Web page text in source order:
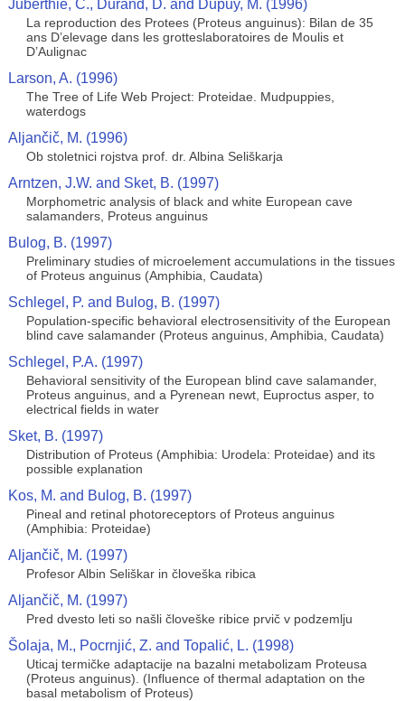
Juberthie, C., Durand, D. and Dupuy, M. (1996)
La reproduction des Protees (Proteus anguinus): Bilan de 35
ans D’elevage dans les grotteslaboratoires de Moulis et
D’Aulignac
Larson, A. (1996)
The Tree of Life Web Project: Proteidae. Mudpuppies,
waterdogs
Aljančič, M. (1996)
Ob stoletnici rojstva prof. dr. Albina Seliškarja
Arntzen, J.W. and Sket, B. (1997)
Morphometric analysis of black and white European cave
salamanders, Proteus anguinus
Bulog, B. (1997)
Preliminary studies of microelement accumulations in the tissues
of Proteus anguinus (Amphibia, Caudata)
Schlegel, P. and Bulog, B. (1997)
Population-specific behavioral electrosensitivity of the European
blind cave salamander (Proteus anguinus, Amphibia, Caudata)
Schlegel, P.A. (1997)
Behavioral sensitivity of the European blind cave salamander,
Proteus anguinus, and a Pyrenean newt, Euproctus asper, to
electrical fields in water
Sket, B. (1997)
Distribution of Proteus (Amphibia: Urodela: Proteidae) and its
possible explanation
Kos, M. and Bulog, B. (1997)
Pineal and retinal photoreceptors of Proteus anguinus
(Amphibia: Proteidae)
Aljančič, M. (1997)
Profesor Albin Seliškar in človeška ribica
Aljančič, M. (1997)
Pred dvesto leti so našli človeške ribice prvič v podzemlju
Šolaja, M., Pocrnjić, Z. and Topalić, L. (1998)
Uticaj termičke adaptacije na bazalni metabolizam Proteusa
(Proteus anguinus). (Influence of thermal adaptation on the
basal metabolism of Proteus)